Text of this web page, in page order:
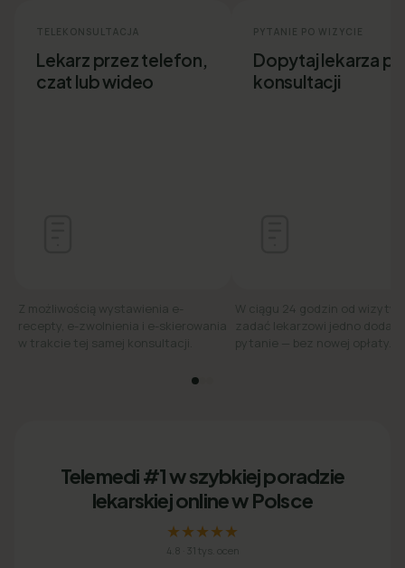
TELEKONSULTACJA
Lekarz przez telefon,
czat lub wideo
Z możliwością wystawienia e-
recepty, e-zwolnienia i e-skierowania
w trakcie tej samej konsultacji.
PYTANIE PO WIZYCIE
Dopytaj lekarza po
konsultacji
W ciągu 24 godzin od wizyty
zadać lekarzowi jedno
pytanie — bez nowej opłaty.
Telemedi #1 w szybkiej poradzie
lekarskiej online w Polsce
★★★★★
4.8 31 tys. ocen